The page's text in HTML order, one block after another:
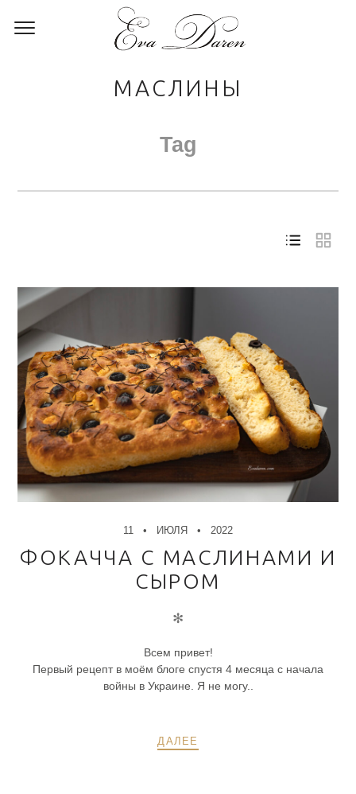
МАСЛИНЫ
Tag
11 ИЮЛЯ 2022
ФОКАЧЧА С МАСЛИНАМИ И
СЫРОМ
✻
Всем привет!
Первый рецепт в моём блоге спустя 4 месяца с начала
войны в Украине. Я не могу..
ДАЛЕЕ